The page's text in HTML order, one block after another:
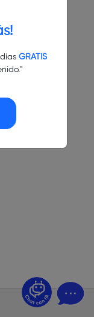
GRATIS